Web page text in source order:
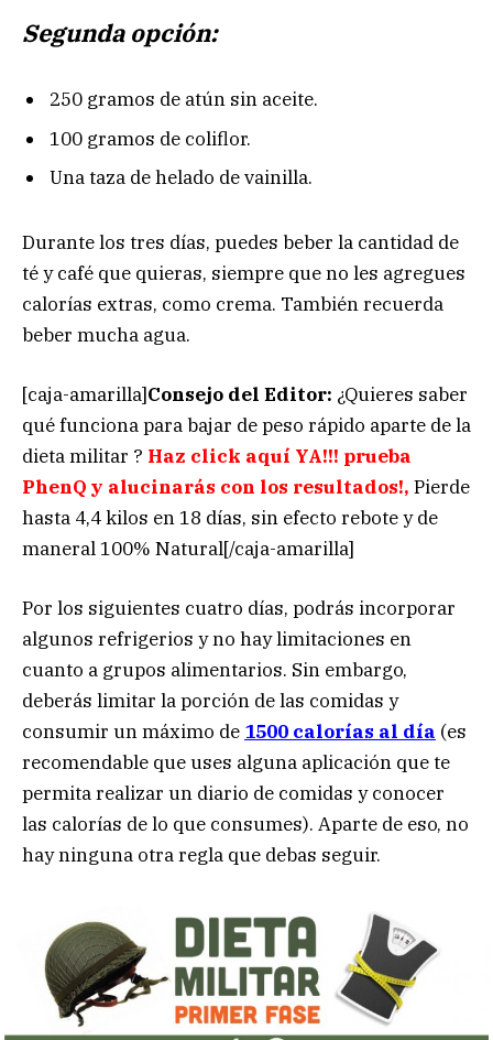
Segunda opción:
250 gramos de atún sin aceite.
100 gramos de coliflor.
Una taza de helado de vainilla.
Durante los tres días, puedes beber la cantidad de
té y café que quieras, siempre que no les agregues
calorías extras, como crema. También recuerda
beber mucha agua.
[caja-amarilla]Consejo del Editor: ¿Quieres saber
qué funciona para bajar de peso rápido aparte de la
dieta militar ? Haz click aquí YA!!! prueba
PhenQ y alucinarás con los resultados!, Pierde
hasta 4,4 kilos en 18 días, sin efecto rebote y de
maneral 100% Natural[/caja-amarilla]
Por los siguientes cuatro días, podrás incorporar
algunos refrigerios y no hay limitaciones en
cuanto a grupos alimentarios. Sin embargo,
deberás limitar la porción de las comidas y
consumir un máximo de 1500 calorías al día (es
recomendable que uses alguna aplicación que te
permita realizar un diario de comidas y conocer
las calorías de lo que consumes). Aparte de eso, no
hay ninguna otra regla que debas seguir.